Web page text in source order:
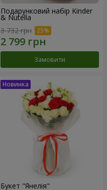
Подарунковий набір Kinder
& Nutella
3 732 грн
Замовити
Букет "Янелія"